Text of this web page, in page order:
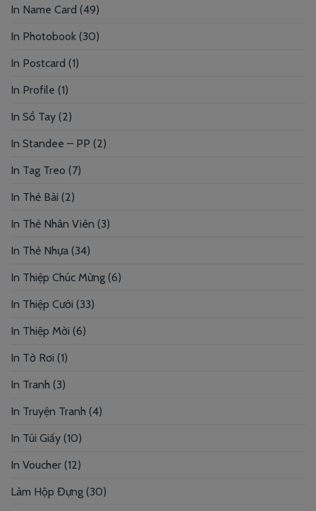
In Name Card (49)
In Photobook (30)
In Postcard (1)
In Profile (1)
In Sổ Tay (2)
In Standee – PP (2)
In Tag Treo (7)
In Thẻ Bài (2)
In Thẻ Nhân Viên (3)
In Thẻ Nhựa (34)
In Thiệp Chúc Mừng (6)
In Thiệp Cưới (33)
In Thiệp Mời (6)
In Tờ Rơi (1)
In Tranh (3)
In Truyện Tranh (4)
In Túi Giấy (10)
In Voucher (12)
Làm Hộp Đựng (30)